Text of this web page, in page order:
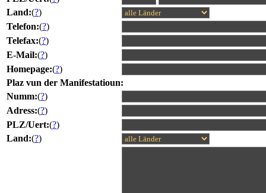
Land:(?)
Telefon:(?)
Telefax:(?)
E-Mail:(?)
Homepage:(?)
Plaz vun der Manifestatioun:
Numm:(?)
Adress:(?)
PLZ/Uert:(?)
Land:(?)